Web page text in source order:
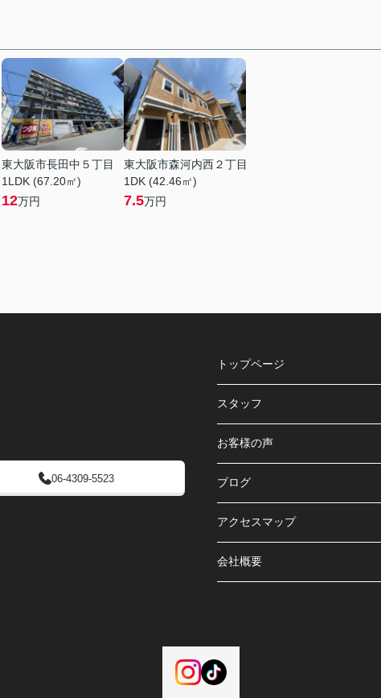
東大阪市長田中５丁目
1LDK (67.20㎡)
12万円
東大阪市森河内西２丁目
1DK (42.46㎡)
7.5万円
06-4309-5523
トップページ
スタッフ
お客様の声
ブログ
アクセスマップ
会社概要